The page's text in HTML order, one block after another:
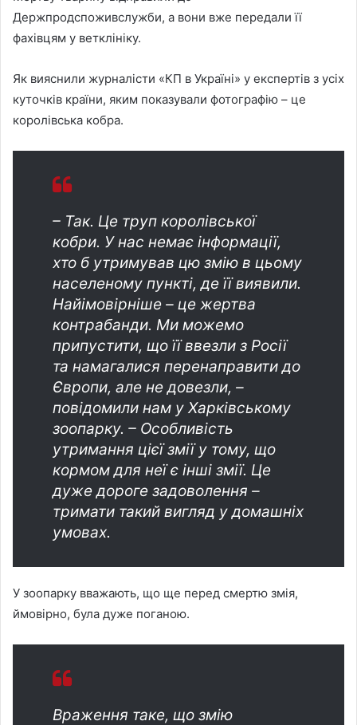
Держпродспоживслужби, а вони вже передали її
фахівцям у ветклініку.
Як вияснили журналісти «КП в Україні» у експертів з усіх
куточків країни, яким показували фотографію – це
королівська кобра.
– Так. Це труп королівської
кобри. У нас немає інформації,
хто б утримував цю змію в цьому
населеному пункті, де її виявили.
Найімовірніше – це жертва
контрабанди. Ми можемо
припустити, що її ввезли з Росії
та намагалися перенаправити до
Європи, але не довезли, –
повідомили нам у Харківському
зоопарку. – Особливість
утримання цієї змії у тому, що
кормом для неї є інші змії. Це
дуже дороге задоволення –
тримати такий вигляд у домашніх
умовах.
У зоопарку вважають, що ще перед смертю змія,
ймовірно, була дуже поганою.
Враження таке, що змію